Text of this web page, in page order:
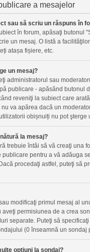
a mesajelor
sau să scriu un răspuns în
în forum, apăsaţi butonul
un mesaj. O listă a
atașa fișiere, etc.
un mesaj?
administratorul sau
publicare - apăsând butonul
reveniţi la subiect care
va apărea dacă un
obișnuiți nu pot
la mesaj?
trebuie întâi să vă creaţi una
publicare pentru a vă adăuga
procedaţi astfel, puteţi să
modificaţi primul mesaj al
aveţi permisiunea de a crea
separate. Puteţi să
(0 înseamnă un
opţiuni la sondaj?